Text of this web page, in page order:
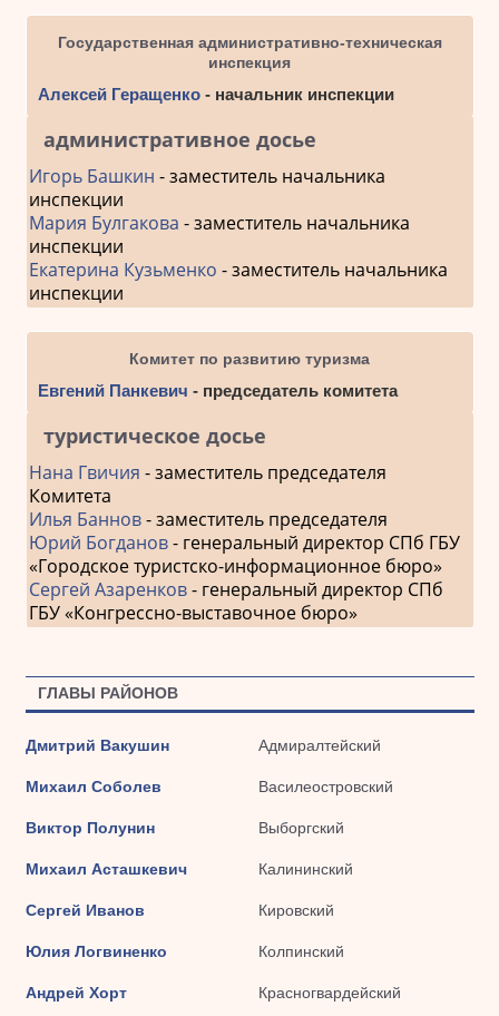
Государственная административно-техническая
инспекция
Алексей Геращенко- начальник инспекции
административное досье
Игорь Башкин - заместитель начальника
инспекции
Мария Булгакова - заместитель начальника
инспекции
Екатерина Кузьменко - заместитель начальника
инспекции
Комитет по развитию туризма
Евгений Панкевич - председатель комитета
туристическое досье
Нана Гвичия - заместитель председателя
Комитета
Илья Баннов- заместитель председателя
Юрий Богданов- генеральный директор СПб ГБУ
«Городское туристско-информационное бюро»
Сергей Азаренков- генеральный директор СПб
ГБУ «Конгрессно-выставочное бюро»
ГЛАВЫ РАЙОНОВ
Дмитрий Вакушин Адмиралтейский
Михаил Соболев Василеостровский
Виктор Полунин Выборгский
Михаил Асташкевич Калининский
Сергей Иванов Кировский
Юлия Логвиненко Колпинский
Андрей Хорт Красногвардейский